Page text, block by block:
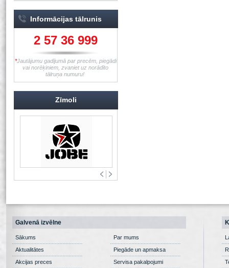
Informācijas tālrunis
2 57 36 999
*Jautājumu gadījumā par precēm, piegādi
vai norēķiniem, zvaniet uz norādīto
tālruņa numuru!
Zīmoli
Galvenā izvēlne
Sākums
Aktualitātes
Akcijas preces
Par mums
Piegāde un apmaksa
Servisa pakalpojumi